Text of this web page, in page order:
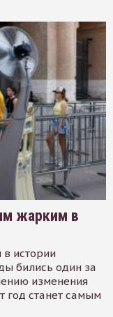
жарким в
истории
бились один за
изменения
год станет самым